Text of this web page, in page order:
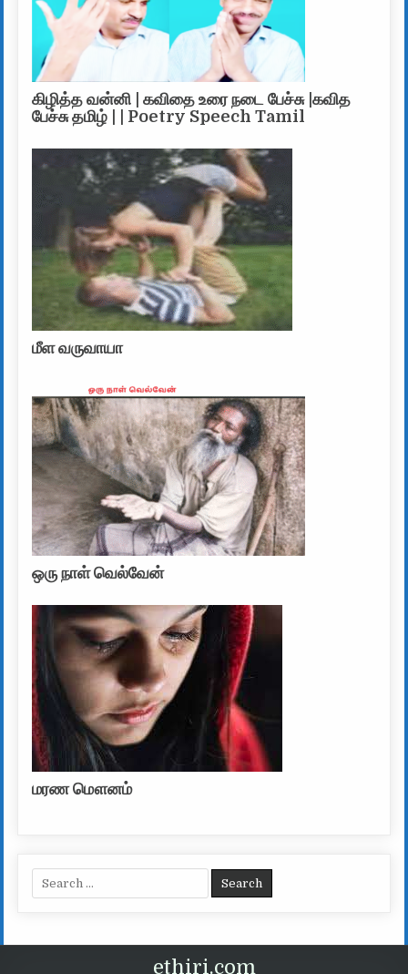
கிழித்த வன்னி | கவிதை உரை நடை பேச்சு |கவித
பேச்சு தமிழ் | | Poetry Speech Tamil
மீள வருவாயா
ஒரு நாள் வெல்வேன்
மரண மௌனம்
Search for:
ethiri.com